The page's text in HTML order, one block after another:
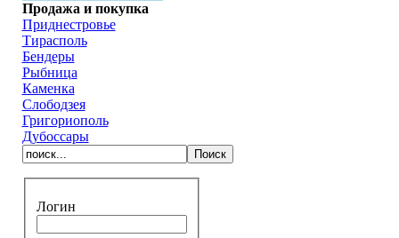
Продажа и покупка
Приднестровье
Тирасполь
Бендеры
Рыбница
Каменка
Слободзея
Григориополь
Дубоссары
Логин